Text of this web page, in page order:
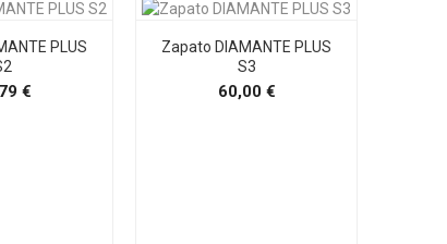
PLUS
€Precio
Zapato DIAMANTE PLUS
S3
60,00 €Precio